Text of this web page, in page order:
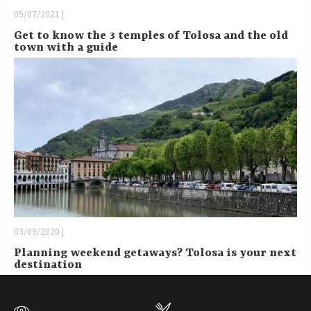
05/07/2021 |
Get to know the 3 temples of Tolosa and the old
town with a guide
03/09/2020 |
Planning weekend getaways? Tolosa is your next
destination